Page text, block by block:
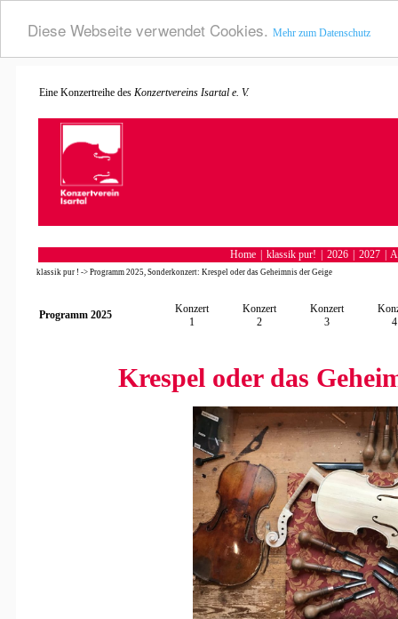
Diese Webseite verwendet Cookies. Mehr zum Datenschutz
Eine Konzertreihe des Konzertvereins Isartal e. V.
Home klassik pur! 2026 2027
klassik pur ! -> Programm 2025, Sonderkonzert: Krespel oder das Geheimnis der Geige
Programm 2025
Konzert
1
Konzert
2
Konzert
3
4
Krespel oder das